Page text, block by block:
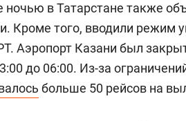
ночью в Татарстане также
Кроме того, вводили режим
Аэропорт Казани был
до 06:00. Из-за
больше 50 рейсов на